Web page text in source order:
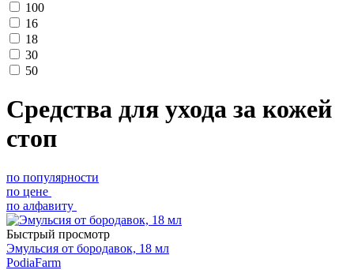
100
16
18
30
50
Средства для ухода за кожей
стоп
по популярности
по цене
по алфавиту
Быстрый просмотр
Эмульсия от бородавок, 18 мл
PodiaFarm